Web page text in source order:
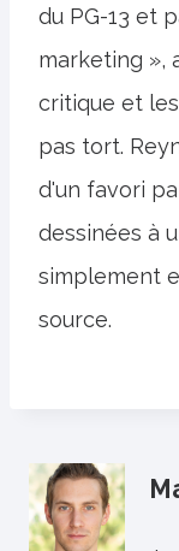
du PG-13 et
marketing »,
critique et
pas tort.
d'un favori
dessinées à
simplement
source.